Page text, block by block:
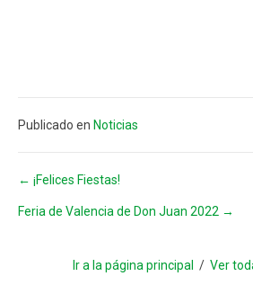
Publicado en Noticias
Navegación
de
entradas
← ¡Felices Fiestas!
Feria de Valencia de Don Juan 2022 →
Ir a la página principal / Ver